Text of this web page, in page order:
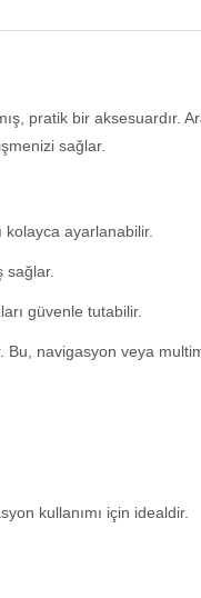
pratik bir aksesuardır.
sağlar.
ayarlanabilir.
sağlar.
güvenle tutabilir.
navigasyon veya
kullanımı için idealdir.